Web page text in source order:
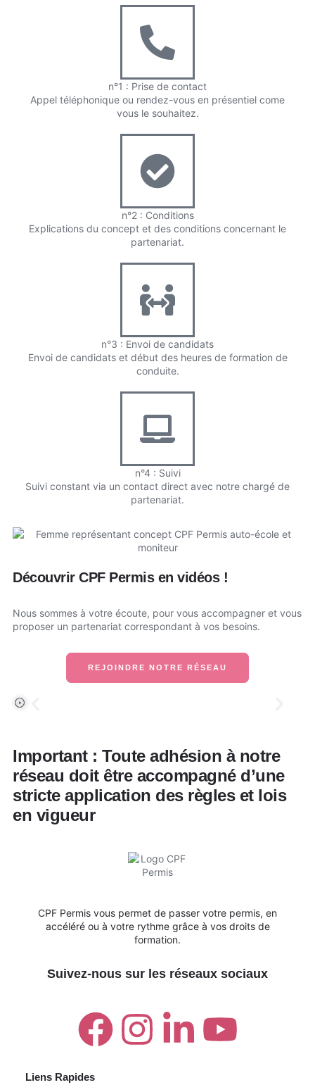
n°1 : Prise de contact
Appel téléphonique ou rendez-vous en présentiel come
vous le souhaitez.
n°2 : Conditions
Explications du concept et des conditions concernant le
partenariat.
n°3 : Envoi de candidats
Envoi de candidats et début des heures de formation de
conduite.
n°4 : Suivi
Suivi constant via un contact direct avec notre chargé de
partenariat.
Découvrir CPF Permis en vidéos !
Nous sommes à votre écoute, pour vous accompagner et vous
proposer un partenariat correspondant à vos besoins.
REJOINDRE NOTRE RÉSEAU
Important : Toute adhésion à notre
réseau doit être accompagné d’une
stricte application des règles et lois
en vigueur
CPF Permis vous permet de passer votre permis, en
accéléré ou à votre rythme grâce à vos droits de
formation.
Suivez-nous sur les réseaux sociaux
Liens Rapides